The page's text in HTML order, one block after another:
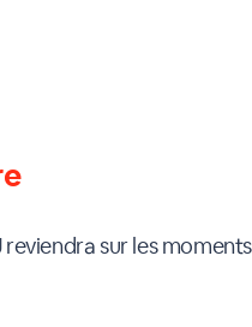
reviendra sur les